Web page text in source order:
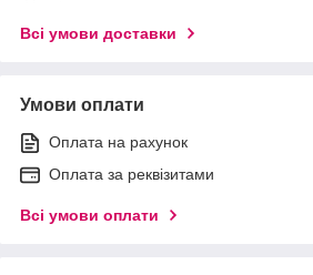
Всі умови доставки
Умови оплати
Оплата на рахунок
Оплата за реквізитами
Всі умови оплати